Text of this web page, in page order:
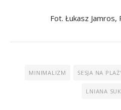
Fot. Łukasz Jamros,
MINIMALIZM SESJA NA
LNIANA